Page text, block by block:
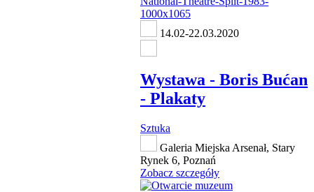
14.02-22.03.2020
Wystawa - Boris Bućan
- Plakaty
Sztuka
Galeria Miejska Arsenał, Stary
Rynek 6, Poznań
Zobacz szczegóły